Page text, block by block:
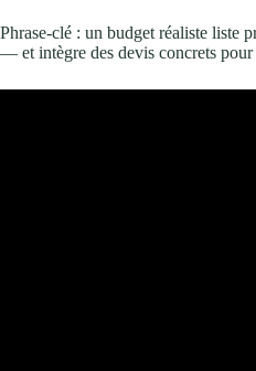
Phrase‑clé : un budget réaliste liste
— et intègre des devis concrets